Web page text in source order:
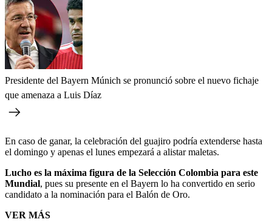
Presidente del Bayern Múnich se pronunció sobre el nuevo fichaje
que amenaza a Luis Díaz
En caso de ganar, la celebración del guajiro podría extenderse hasta
el domingo y apenas el lunes empezará a alistar maletas.
Lucho es la máxima figura de la Selección Colombia para este
Mundial, pues su presente en el Bayern lo ha convertido en serio
candidato a la nominación para el Balón de Oro.
VER MÁS